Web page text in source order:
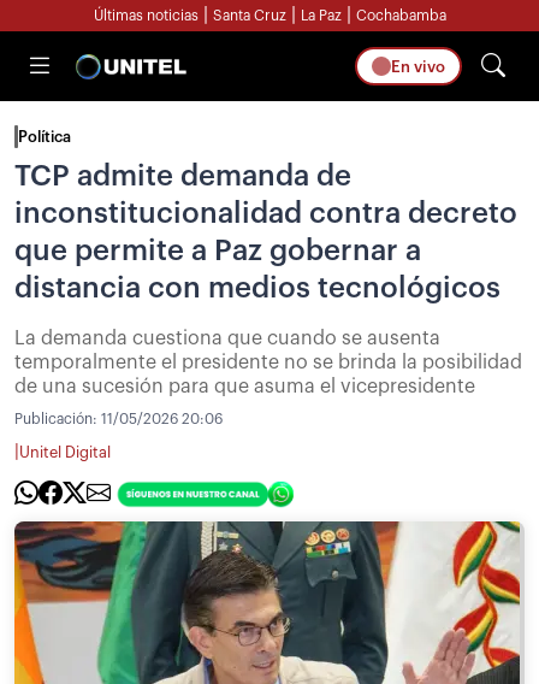
Últimas noticias Santa Cruz La Paz Cochabamba
En vivo
Política
TCP admite demanda de
inconstitucionalidad contra decreto
que permite a Paz gobernar a
distancia con medios tecnológicos
La demanda cuestiona que cuando se ausenta
temporalmente el presidente no se brinda la posibilidad
de una sucesión para que asuma el vicepresidente
Publicación: 11/05/2026 20:06
Unitel Digital